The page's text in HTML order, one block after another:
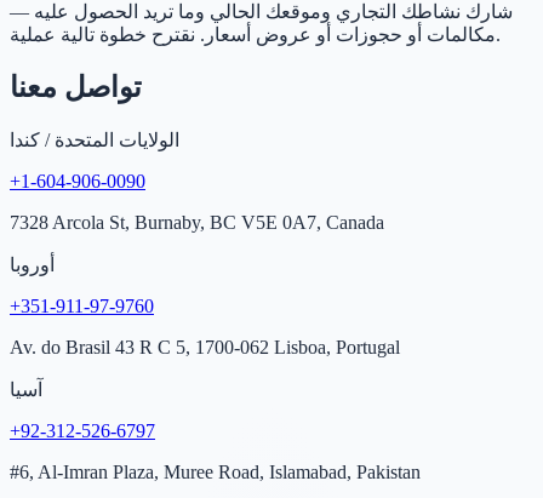
شارك نشاطك التجاري وموقعك الحالي وما تريد الحصول عليه —
مكالمات أو حجوزات أو عروض أسعار. نقترح خطوة تالية عملية.
تواصل معنا
الولايات المتحدة / كندا
+1-604-906-0090
7328 Arcola St, Burnaby, BC V5E 0A7, Canada
أوروبا
+351-911-97-9760
Av. do Brasil 43 R C 5, 1700-062 Lisboa, Portugal
آسيا
+92-312-526-6797
#6, Al-Imran Plaza, Muree Road, Islamabad, Pakistan